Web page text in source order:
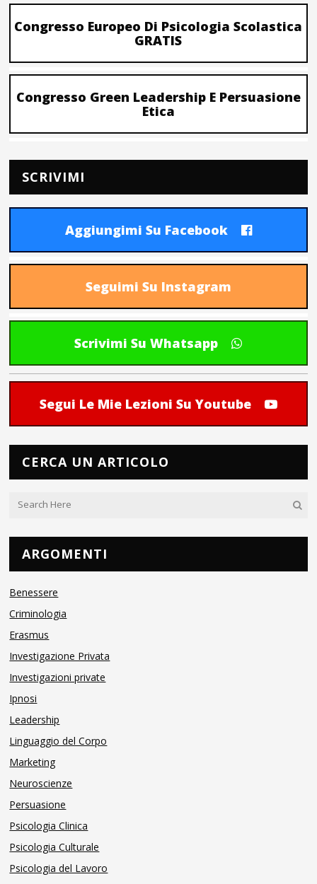
Congresso Europeo Di Psicologia Scolastica
GRATIS
Congresso Green Leadership E Persuasione
Etica
SCRIVIMI
Aggiungimi Su Facebook
Seguimi Su Instagram
Scrivimi Su Whatsapp
Segui Le Mie Lezioni Su Youtube
CERCA UN ARTICOLO
ARGOMENTI
Benessere
Criminologia
Erasmus
Investigazione Privata
Investigazioni private
Ipnosi
Leadership
Linguaggio del Corpo
Marketing
Neuroscienze
Persuasione
Psicologia Clinica
Psicologia Culturale
Psicologia del Lavoro